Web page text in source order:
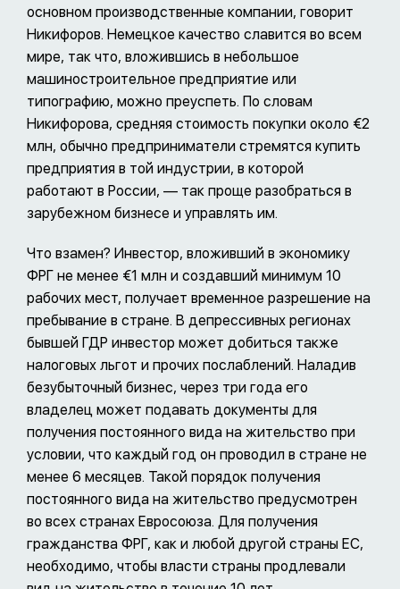
основном производственные компании, говорит
Никифоров. Немецкое качество славится во всем
мире, так что, вложившись в небольшое
машиностроительное предприятие или
типографию, можно преуспеть. По словам
Никифорова, средняя стоимость покупки около €2
млн, обычно предприниматели стремятся купить
предприятия в той индустрии, в которой
работают в России, — так проще разобраться в
зарубежном бизнесе и управлять им.
Что взамен? Инвестор, вложивший в экономику
ФРГ не менее €1 млн и создавший минимум 10
рабочих мест, получает временное разрешение на
пребывание в стране. В депрессивных регионах
бывшей ГДР инвестор может добиться также
налоговых льгот и прочих послаблений. Наладив
безубыточный бизнес, через три года его
владелец может подавать документы для
получения постоянного вида на жительство при
условии, что каждый год он проводил в стране не
менее 6 месяцев. Такой порядок получения
постоянного вида на жительство предусмотрен
во всех странах Евросоюза. Для получения
гражданства ФРГ, как и любой другой страны ЕС,
необходимо, чтобы власти страны продлевали